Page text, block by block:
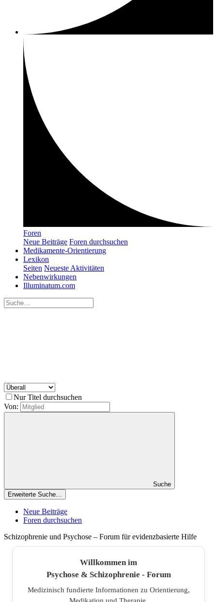
Foren
Neue Beiträge Foren durchsuchen
Medikamente-Orientierung
Lexikon
Seiten Neueste Aktivitäten
Nebenwirkungen
Illuminatum.com
Nur Titel durchsuchen
Von:
Suche
Erweiterte Suche…
Neue Beiträge
Foren durchsuchen
Schizophrenie und Psychose – Forum für evidenzbasierte Hilfe
Willkommen im
Psychose & Schizophrenie - Forum
Medizinisch fundierte Informationen zu Orientierung,
Medikation und Therapie.